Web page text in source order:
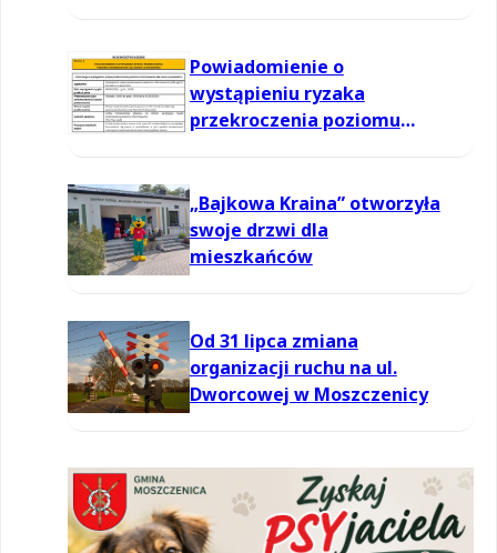
Powiadomienie o
wystąpieniu ryzaka
przekroczenia poziomu
„Bajkowa Kraina” otworzyła
swoje drzwi dla
mieszkańców
Od 31 lipca zmiana
organizacji ruchu na ul.
Dworcowej w Moszczenicy